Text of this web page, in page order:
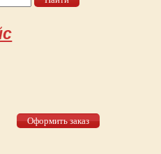
Оформить заказ